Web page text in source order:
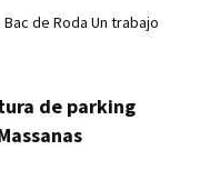
de Roda Un trabajo
de parking